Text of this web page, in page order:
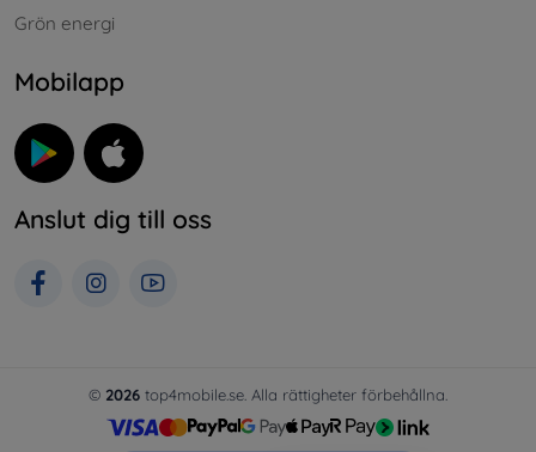
Grön energi
Mobilapp
Anslut dig till oss
© 2026 top4mobile.se. Alla rättigheter förbehållna.